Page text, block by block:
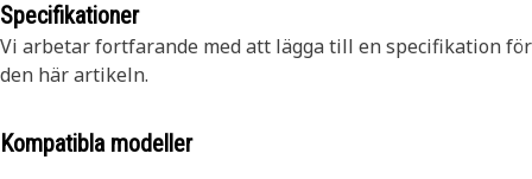
Specifikationer
Vi arbetar fortfarande med att lägga till en specifikation för
den här artikeln.
Kompatibla modeller